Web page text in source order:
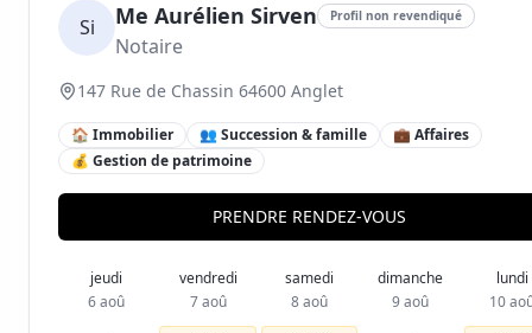
Si Me Aurélien Sirven Profil non revendiqué
Notaire
147 Rue de Chassin 64600 Anglet
🏠 Immobilier 👥 Succession & famille
💼 Affaires
💰 Gestion de patrimoine
PRENDRE RENDEZ-VOUS
jeudi
6 aoû
vendredi
7 aoû
samedi
8 aoû
dimanche
9 aoû
lundi
10